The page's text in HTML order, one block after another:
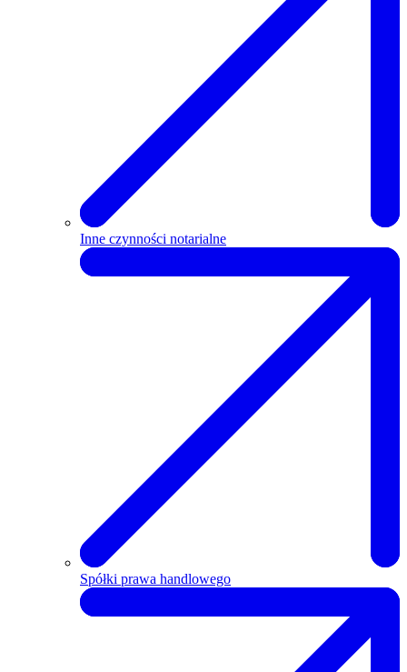
Inne czynności notarialne
Spółki prawa handlowego